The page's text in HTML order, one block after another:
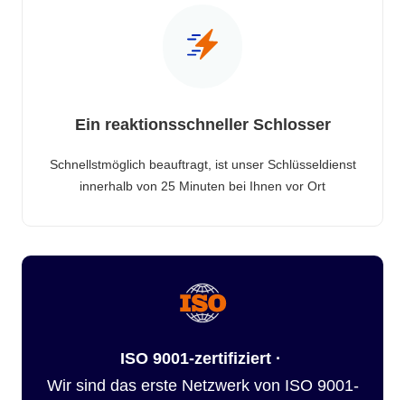
Ein reaktionsschneller Schlosser
Schnellstmöglich beauftragt, ist unser Schlüsseldienst
innerhalb von 25 Minuten bei Ihnen vor Ort
ISO 9001-zertifiziert ·
Wir sind das erste Netzwerk von ISO 9001-